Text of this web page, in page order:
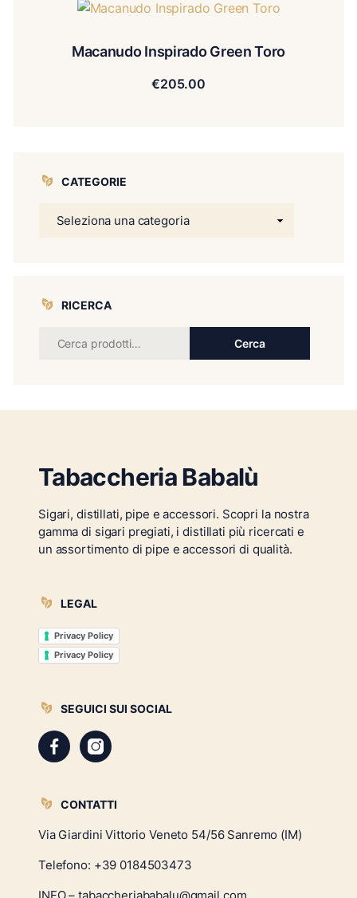
Macanudo Inspirado Green Toro
€205.00
CATEGORIE
RICERCA
Cerca:
Cerca
Tabaccheria Babalù
Sigari, distillati, pipe e accessori. Scopri la nostra
gamma di sigari pregiati, i distillati più ricercati e
un assortimento di pipe e accessori di qualità.
LEGAL
Privacy Policy
Privacy Policy
SEGUICI SUI SOCIAL
FacebookInstagram
CONTATTI
Via Giardini Vittorio Veneto 54/56 Sanremo (IM)
Telefono: +39 0184503473